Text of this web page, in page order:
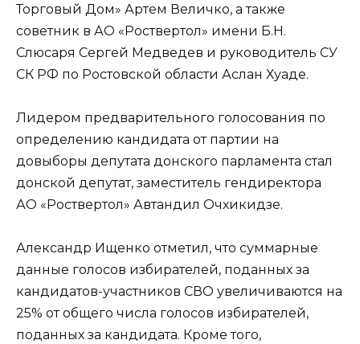
Торговый Дом» Артем Величко, а также
советник в АО «Роствертол» имени Б.Н.
Слюсаря Сергей Медведев и руководитель СУ
СК РФ по Ростовской области Аслан Хуаде.
Лидером предварительного голосования по
определению кандидата от партии на
довыборы депутата донского парламента стал
донской депутат, заместитель гендиректора
АО «Роствертол» Автандил Очхикидзе.
Александр Ищенко отметил, что суммарные
данные голосов избирателей, поданных за
кандидатов-участников СВО увеличиваются на
25% от общего числа голосов избирателей,
поданных за кандидата. Кроме того,